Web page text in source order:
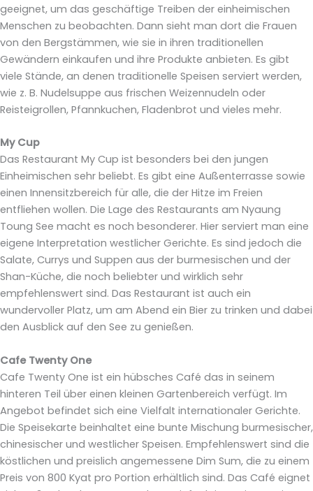
geeignet, um das geschäftige Treiben der einheimischen
Menschen zu beobachten. Dann sieht man dort die Frauen
von den Bergstämmen, wie sie in ihren traditionellen
Gewändern einkaufen und ihre Produkte anbieten. Es gibt
viele Stände, an denen traditionelle Speisen serviert werden,
wie z. B. Nudelsuppe aus frischen Weizennudeln oder
Reisteigrollen, Pfannkuchen, Fladenbrot und vieles mehr.
My Cup
Das Restaurant My Cup ist besonders bei den jungen
Einheimischen sehr beliebt. Es gibt eine Außenterrasse sowie
einen Innensitzbereich für alle, die der Hitze im Freien
entfliehen wollen. Die Lage des Restaurants am Nyaung
Toung See macht es noch besonderer. Hier serviert man eine
eigene Interpretation westlicher Gerichte. Es sind jedoch die
Salate, Currys und Suppen aus der burmesischen und der
Shan-Küche, die noch beliebter und wirklich sehr
empfehlenswert sind. Das Restaurant ist auch ein
wundervoller Platz, um am Abend ein Bier zu trinken und dabei
den Ausblick auf den See zu genießen.
Cafe Twenty One
Cafe Twenty One ist ein hübsches Café das in seinem
hinteren Teil über einen kleinen Gartenbereich verfügt. Im
Angebot befindet sich eine Vielfalt internationaler Gerichte.
Die Speisekarte beinhaltet eine bunte Mischung burmesischer,
chinesischer und westlicher Speisen. Empfehlenswert sind die
köstlichen und preislich angemessene Dim Sum, die zu einem
Preis von 800 Kyat pro Portion erhältlich sind. Das Café eignet